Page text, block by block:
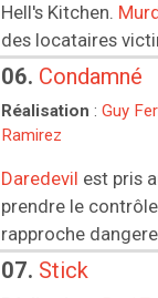
Hell's Kitchen.
des locataires
06. Condamné
Réalisation :Guy
Ramirez
Daredevil est pris
prendre le
rapproche
07. Stick